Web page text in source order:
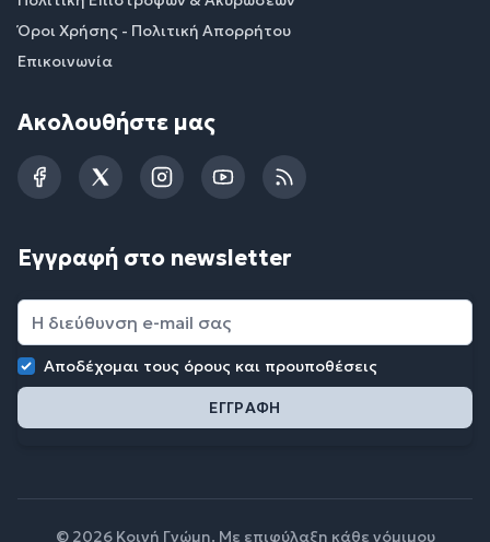
Όροι Χρήσης - Πολιτική Απορρήτου
Επικοινωνία
Ακολουθήστε μας
FacebookTwitterInstagramYouTubeRSS
Εγγραφή στο newsletter
Αποδέχομαι τους όρους και προυποθέσεις
© 2026 Κοινή Γνώμη. Με επιφύλαξη κάθε νόμιμου